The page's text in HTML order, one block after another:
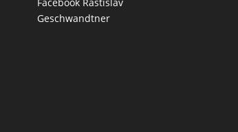
Geschwandtner